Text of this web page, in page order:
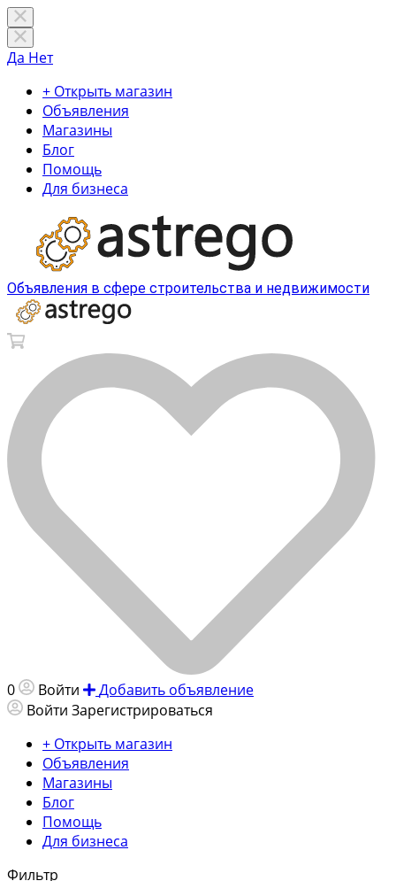
Да Нет
+ Открыть магазин
Объявления
Магазины
Блог
Помощь
Для бизнеса
Объявления в сфере строительства и недвижимости
0 Войти
Добавить объявление
Войти Зарегистрироваться
+ Открыть магазин
Объявления
Магазины
Блог
Помощь
Для бизнеса
Фильтр